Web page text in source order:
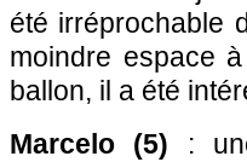
été irréprochable
moindre espace
ballon, il a été
Marcelo (5) :